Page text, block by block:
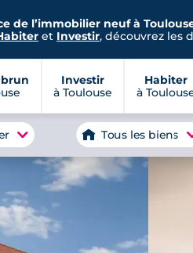
de l’immobilier neuf à
et Investir, découvrez les
Investir
à Toulouse
Habiter
à
Tous les biens